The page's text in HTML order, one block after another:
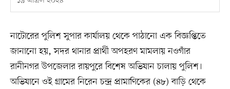
নাটোরের পুলিশ সুপার কার্যালয় থেকে পাঠানো এক বিজ্ঞপ্তিতে
জানানো হয়, সদর থানার প্রার্থী অপহরণ মামলায় নওগাঁর
রানীনগর উপজেলার রায়পুরে বিশেষ অভিযান চালায় পুলিশ।
অভিযানে ওই গ্রামের নিরেন চন্দ্র প্রামাণিকের (৪৮) বাড়ি থেকে